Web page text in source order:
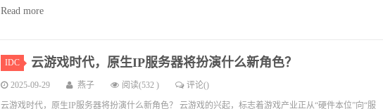
Read more
IDC 云游戏时代，原生IP服务器将扮演什么新角色？
2025-09-29 燕子 阅读(532 ) 评论()
云游戏时代，原生IP服务器将扮演什么新角色？ 云游戏的兴起，标志着游戏产业正从“硬件本位”向“服